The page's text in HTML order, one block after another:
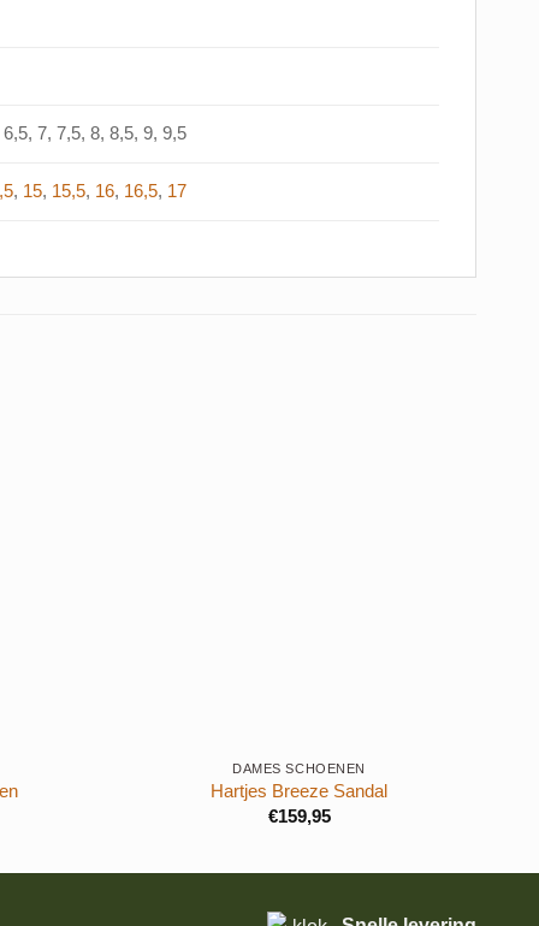
7, 7,5, 8, 8,5, 9, 9,5
, 15, 15,5, 16, 16,5, 17
DAMES SCHOENEN
Hartjes Breeze Sandal
€159,95